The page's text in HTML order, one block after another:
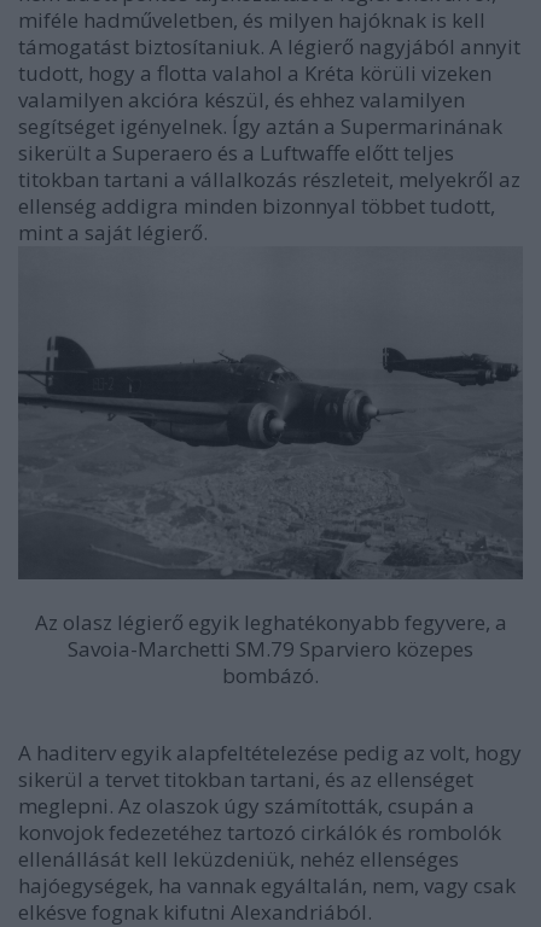
miféle hadműveletben, és milyen hajóknak is kell
támogatást biztosítaniuk. A légierő nagyjából annyit
tudott, hogy a flotta valahol a Kréta körüli vizeken
valamilyen akcióra készül, és ehhez valamilyen
segítséget igényelnek. Így aztán a Supermarinának
sikerült a Superaero és a Luftwaffe előtt teljes
titokban tartani a vállalkozás részleteit, melyekről az
ellenség addigra minden bizonnyal többet tudott,
mint a saját légierő.
Az olasz légierő egyik leghatékonyabb fegyvere, a
Savoia-Marchetti SM.79 Sparviero közepes
bombázó.
A haditerv egyik alapfeltételezése pedig az volt, hogy
sikerül a tervet titokban tartani, és az ellenséget
meglepni. Az olaszok úgy számították, csupán a
konvojok fedezetéhez tartozó cirkálók és rombolók
ellenállását kell leküzdeniük, nehéz ellenséges
hajóegységek, ha vannak egyáltalán, nem, vagy csak
elkésve fognak kifutni Alexandriából.